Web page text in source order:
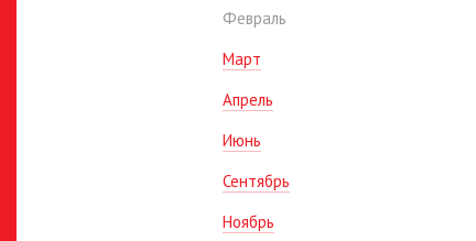
Февраль
Март
Апрель
Июнь
Сентябрь
Ноябрь